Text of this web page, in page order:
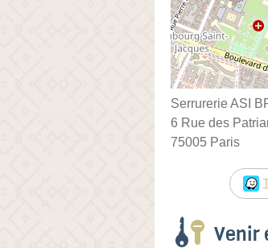
Serrurerie ASI
6 Rue des
75005 Paris
Venir